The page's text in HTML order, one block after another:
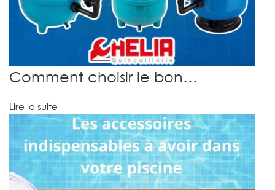
Comment choisir le bon…
Lire la suite